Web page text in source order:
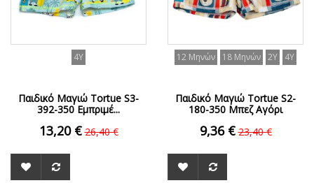
4Y
Παιδικό Μαγιώ Tortue S3-
392-350 Εμπριμέ...
13,20 € 26,40 €
12 Μηνών 18 Μηνών 2Y 4Y
Παιδικό Μαγιώ Tortue S2-
180-350 Μπεζ Αγόρι
9,36 € 23,40 €